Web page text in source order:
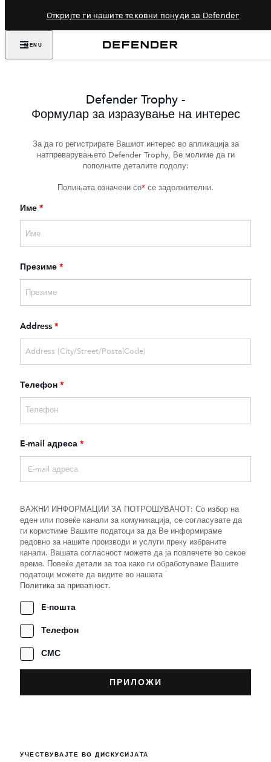
Откријте ги нашите тековни понуди за Defender
MENU
Defender Trophy -
Формулар за изразување на интерес
За да го регистрирате Вашиот интерес во апликација за
натпреварувањето Defender Trophy, Ве молиме да ги
пополните деталите подолу:
Полињата означени со* се задолжителни.
Име *
Презиме *
Address *
Телефон *
E-mail адреса *
ВАЖНИ ИНФОРМАЦИИ ЗА ПОТРОШУВАЧОТ: Со избор на
еден или повеќе канали за комуникација, се согласувате да
ги користиме Вашите податоци за да Ве информираме
редовно за нашите производи и услуги преку избраните
канали. Вашата согласност можете да ја повлечете во секое
време. Повеќе детали за тоа како ги обработуваме Вашите
податоци можете да видите во нашата
Политика за приватност.
E-пошта
Телефон
СМС
УЧЕСТВУВАЈТЕ ВО ДИСКУСИЈАТА